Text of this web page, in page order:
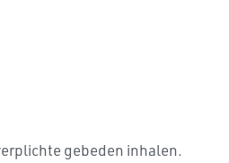
gebeden inhalen.